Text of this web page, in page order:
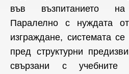
във възпитанието
Паралелно с нуждата
изграждане, системата
пред структурни
свързани с учебните